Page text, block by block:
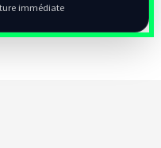
immédiate